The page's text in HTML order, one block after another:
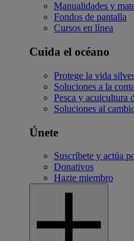
Manualidades y
Fondos de pantalla
Cursos en línea
Cuida el océano
Protege la vida
Soluciones a la
Pesca y acuicultura
Soluciones al
Únete
Suscríbete y actúa
Donativos
Hazte miembro